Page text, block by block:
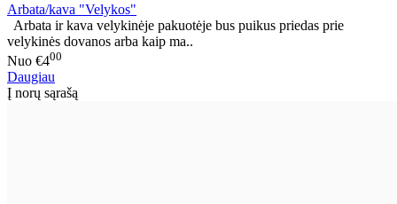
Arbata/kava "Velykos"
Arbata ir kava velykinėje pakuotėje bus puikus priedas prie
velykinės dovanos arba kaip ma..
Nuo €400
Daugiau
Į norų sąrašą